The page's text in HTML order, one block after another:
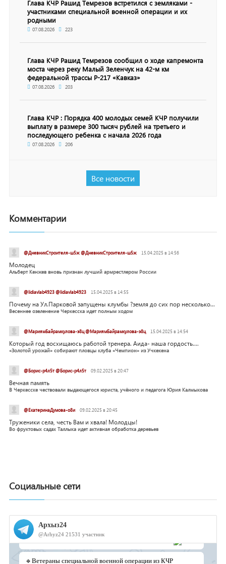
Глава КЧР Рашид Темрезов встретился с земляками -
участниками специальной военной операции и их
родными
07.08.2026 223
Глава КЧР Рашид Темрезов сообщил о ходе капремонта
моста через реку Малый Зеленчук на 42-м км
федеральной трассы Р-217 «Кавказ»
07.08.2026 203
Глава КЧР : Порядка 400 молодых семей КЧР получили
выплату в размере 300 тысяч рублей на третьего и
последующего ребенка с начала 2026 года
07.08.2026 206
Все новости
Комментарии
@ДневникСтроителя-ш5ж @ДневникСтроителя-ш5ж 15.04.2025 в 14:56
Молодец
Альберт Кенжев вновь признан лучший армрестлером России
@lidiavlab4923 @lidiavlab4923 15.04.2025 в 14:55
Почему на Ул.Парковой запущены клумбы ?земля до сих пор несколько...
Весеннее озеленение Черкесска идет полным ходом
@МариямБайрамкулова-э8ц @МариямБайрамкулова-э8ц 15.04.2025 в 14:54
Который год восхищаюсь работой тренера. Аида- наша гордость....
«Золотой урожай» собирают пловцы клуба «Чемпион» из Учкекена
@Борис-р4л5т @Борис-р4л5т 09.02.2025 в 20:47
Вечная память
В Черкесске чествовали выдающегося юриста, учёного и педагога Юрия Калмыкова
@ЕкатеринаДумова-о8и 09.02.2025 в 20:45
Труженики села, честь Вам и хвала! Молодцы!
Во фруктовых садах Таллыка идет активная обработка деревьев
Социальные сети